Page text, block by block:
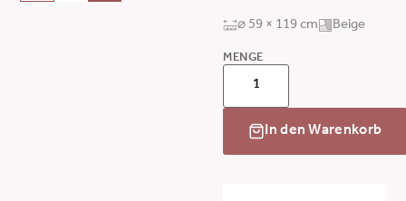
⌀ 59 × 119 cm Beige
MENGE
In den Warenkorb